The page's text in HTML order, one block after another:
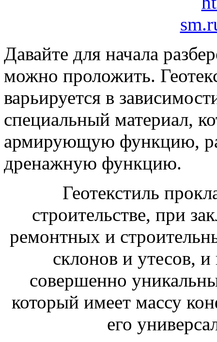
Давайте для начала
можно проложить.
варьируется в
специальный материал,
армирующую функцию,
дренажную функцию.
Геотекстиль
строительстве, при
ремонтных и
склонов и утесов,
совершенно
который имеет массу
его